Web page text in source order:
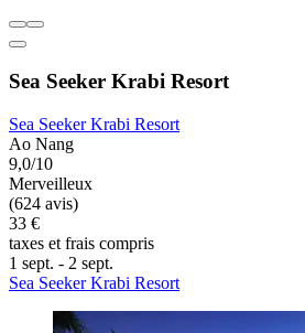
Sea Seeker Krabi Resort
Sea Seeker Krabi Resort
Ao Nang
9,0/10
Merveilleux
(624 avis)
33 €
taxes et frais compris
1 sept. - 2 sept.
Sea Seeker Krabi Resort